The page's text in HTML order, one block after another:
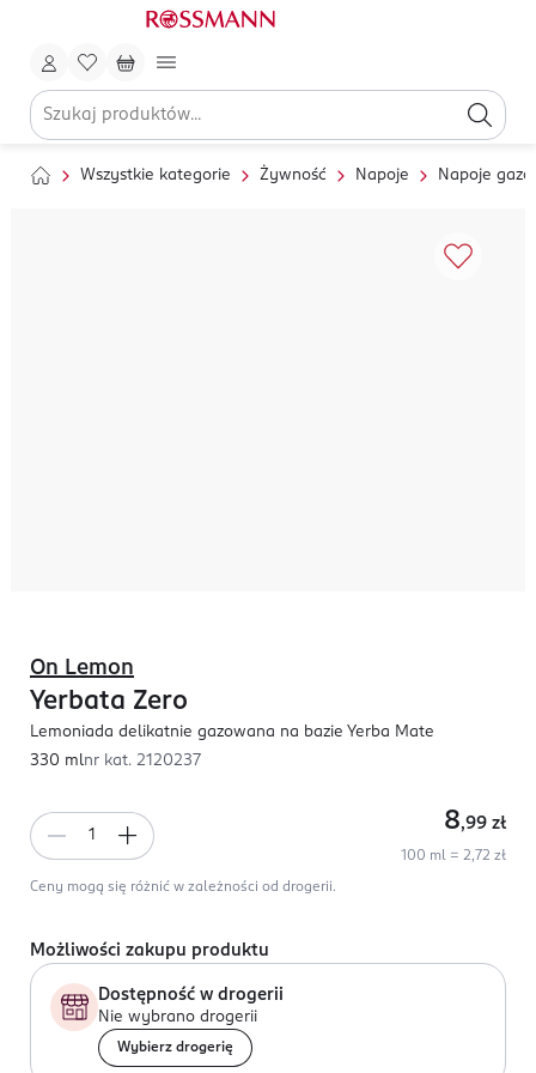
Wszystkie kategorie Żywność Napoje Napoje
On Lemon
Yerbata Zero
Lemoniada delikatnie gazowana na bazie Yerba Mate
330 mlnr kat. 2120237
8,99 zł
100 ml = 2,72 zł
Ceny mogą się różnić w zależności od drogerii.
Możliwości zakupu produktu
Dostępność w drogerii
Nie wybrano drogerii
Wybierz drogerię